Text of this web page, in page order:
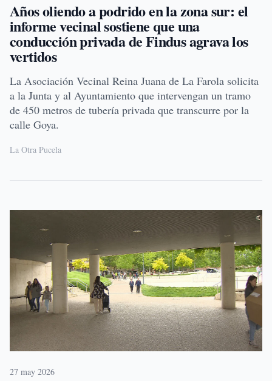
Años oliendo a podrido en la zona sur: el
informe vecinal sostiene que una
conducción privada de Findus agrava los
vertidos
La Asociación Vecinal Reina Juana de La Farola solicita
a la Junta y al Ayuntamiento que intervengan un tramo
de 450 metros de tubería privada que transcurre por la
calle Goya.
La Otra Pucela
27 may 2026